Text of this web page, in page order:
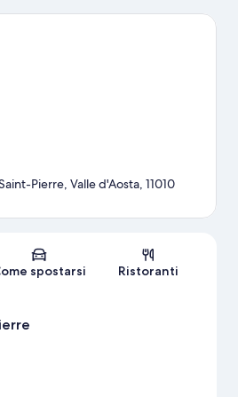
Dedica del tempo a scoprire
Mappa
Pierre, Valle d'Aosta, 11010
spostarsi Ristoranti